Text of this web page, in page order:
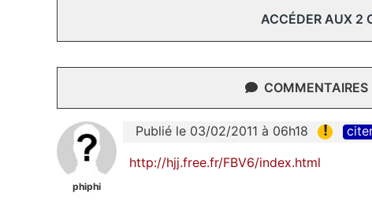
ACCÉDER AUX 2
phiphi
Publié le 03/02/2011 à 06h18 !
http://hjj.free.fr/FBV6/index.html